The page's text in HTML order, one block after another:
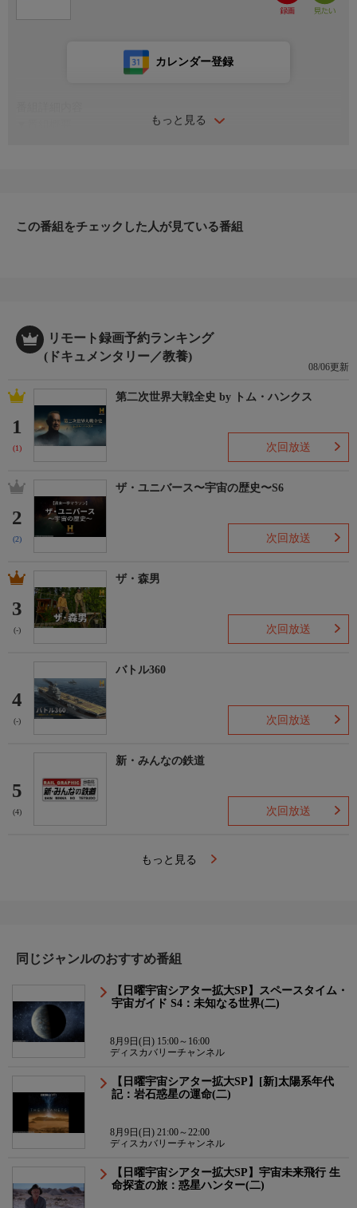
もっと見る
カレンダー登録
張るような科学調査結果は必見だ。
て、パイロットの奮闘もむなしくトウモロコシ畑に墜落。乗員乗
客68人が死亡した。
この番組をチェックした人が見ている番組
リモート録画予約ランキング
(ドキュメンタリー／教養)
08/06更新
1
(1)
第二次世界大戦全史 by トム・ハンクス
次回放送
2
(2)
ザ・ユニバース〜宇宙の歴史〜S6
次回放送
3
(-)
ザ・森男
次回放送
4
(-)
バトル360
次回放送
5
(4)
新・みんなの鉄道
次回放送
もっと見る
同じジャンルのおすすめ番組
【日曜宇宙シアター拡大SP】スペースタイム・
宇宙ガイド S4：未知なる世界(二)
8月9日(日) 15:00～16:00
ディスカバリーチャンネル
【日曜宇宙シアター拡大SP】[新]太陽系年代
記：岩石惑星の運命(二)
8月9日(日) 21:00～22:00
ディスカバリーチャンネル
【日曜宇宙シアター拡大SP】宇宙未来飛行 生
命探査の旅：惑星ハンター(二)